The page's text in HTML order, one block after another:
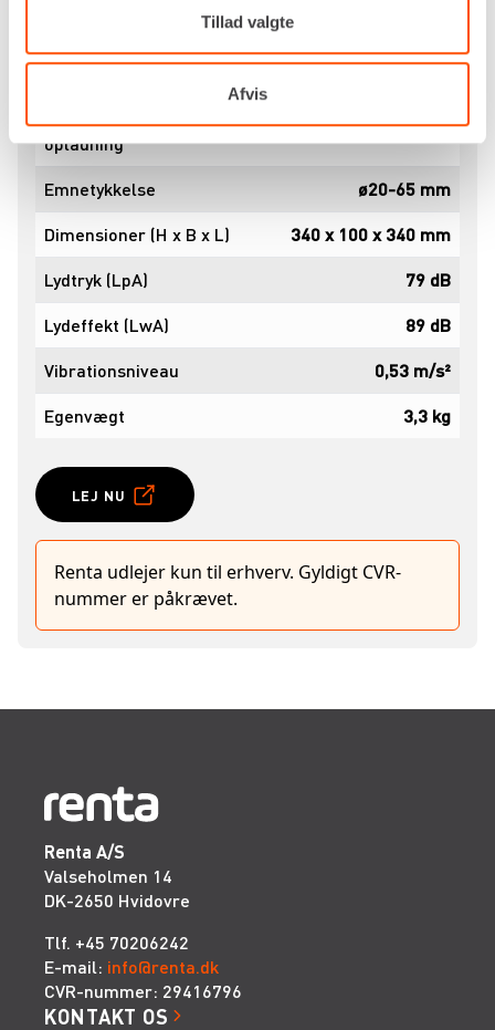
Tillad valgte
Afvis
Ladetid, batteri
Ca. 45 min
opladning
Emnetykkelse
ø20-65 mm
Dimensioner (H x B x L)
340 x 100 x 340 mm
Lydtryk (LpA)
79 dB
Lydeffekt (LwA)
89 dB
Vibrationsniveau
0,53 m/s²
Egenvægt
3,3 kg
LEJ NU
Renta udlejer kun til erhverv. Gyldigt CVR-
nummer er påkrævet.
Renta A/S
Valseholmen 14
DK-2650 Hvidovre
Tlf. +45 70206242
E-mail: info@renta.dk
CVR-nummer: 29416796
KONTAKT OS